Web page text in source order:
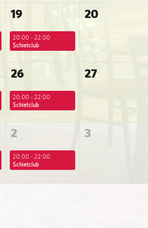
19 20
20:00 - 22:00
Schietclub
26 27
20:00 - 22:00
Schietclub
2 3
20:00 - 22:00
Schietclub